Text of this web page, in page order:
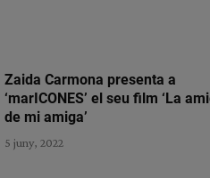
Zaida Carmona presenta a
‘marICONES’ el seu film ‘La
de mi amiga’
5 juny, 2022